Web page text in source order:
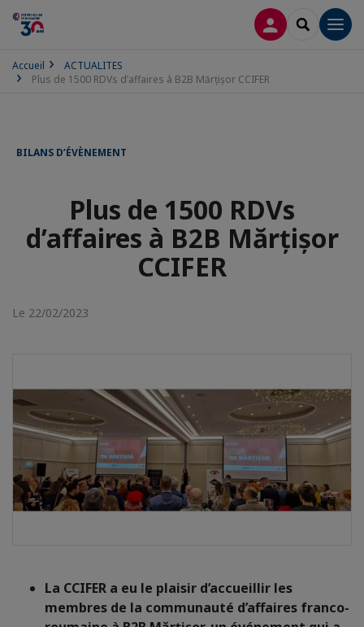
CONNEXION
Accueil
ACTUALITES
Plus de 1500 RDVs d’affaires à B2B Mărțișor CCIFER
BILANS D’ÉVÈNEMENT
Plus de 1500 RDVs
d’affaires à B2B Mărțișor
CCIFER
Le 22/02/2023
La CCIFER a eu le plaisir d’accueillir les
membres de la communauté d’affaires franco-